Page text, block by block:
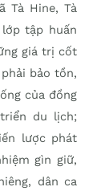
Tà Hine, Tà
tập huấn
giá trị cốt
bảo tồn,
của đồng
du lịch;
lược phát
gìn giữ,
dân ca